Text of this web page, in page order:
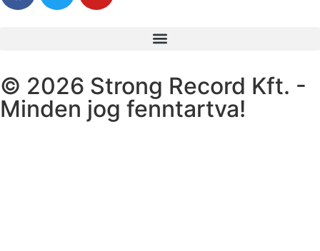
© 2026 Strong Record Kft. -
Minden jog fenntartva!